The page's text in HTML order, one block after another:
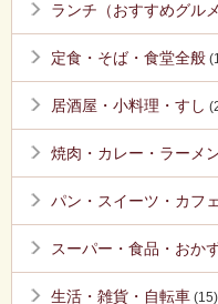
ランチ（おすすめグルメ
定食・そば・食堂全般
居酒屋・小料理・すし
焼肉・カレー・ラーメ
パン・スイーツ・カフェ
スーパー・食品・おか
生活・雑貨・自転車 (15)